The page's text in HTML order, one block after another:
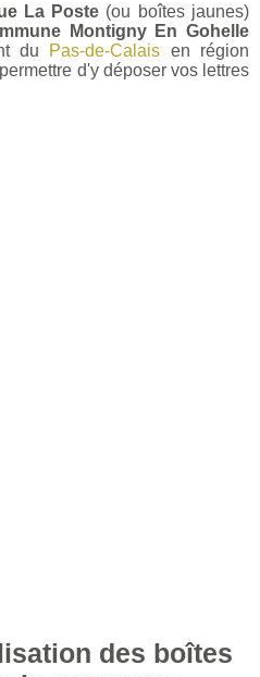
La Poste (ou boîtes jaunes)
Montigny En Gohelle
du Pas-de-Calais en région
d'y déposer vos lettres
des boîtes